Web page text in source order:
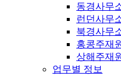
동경사무
런던사무
북경사무
홍콩주재
상해주재
업무별 정보